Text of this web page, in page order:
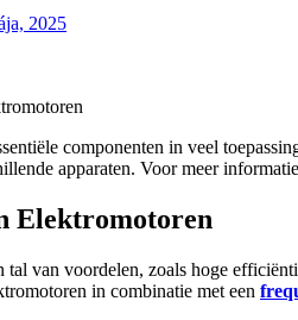
2025
componenten in veel
apparaten. Voor meer
Elektromotoren
tal van voordelen, zoals hoge
in combinatie met een